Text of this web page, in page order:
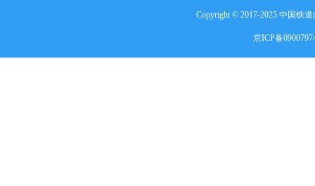
Copyright © 2017-2025 中国铁道
京ICP备